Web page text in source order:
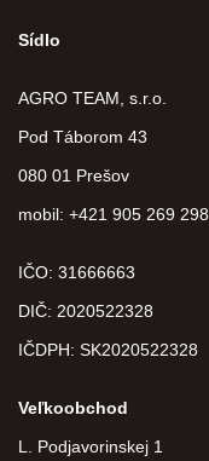
Sídlo
AGRO TEAM, s.r.o.
Pod Táborom 43
080 01 Prešov
mobil: +421 905 269 298
IČO: 31666663
DIČ: 2020522328
IČDPH: SK2020522328
Veľkoobchod
L. Podjavorinskej 1